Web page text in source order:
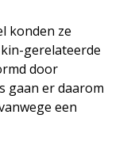
konden ze
gerelateerde
door
gaan er daarom
een